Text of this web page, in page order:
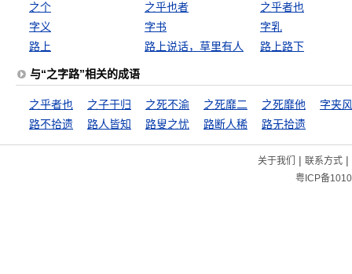
之个 之乎也者
之乎者也
字义
字书
字乳
路上
路上说话，草里有人 路上路下
与“之字路”相关的成语
之乎者也 之子于归 之死不渝 之死靡二 之死靡他
字夹
路不拾遗
路人皆知 路叟之忧 路断人稀 路无拾遗
关于我们 | 联系方式|
粤ICP备